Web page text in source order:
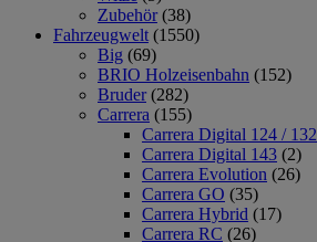
Zubehör (38)
Fahrzeugwelt (1550)
Big (69)
BRIO Holzeisenbahn (152)
Bruder (282)
Carrera (155)
Carrera Digital 124 / 132
Carrera Digital 143 (2)
Carrera Evolution (26)
Carrera GO (35)
Carrera Hybrid (17)
Carrera RC (26)